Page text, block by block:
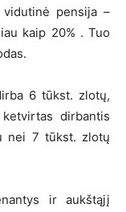
pensija –
kaip 20% . Tuo
6 tūkst. zlotų,
dirbantis
nei 7 tūkst. zlotų
ir aukštąjį